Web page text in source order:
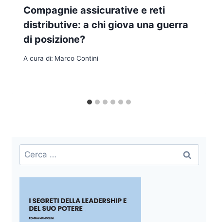
Compagnie assicurative e reti
distributive: a chi giova una guerra
di posizione?
A cura di: Marco Contini
Ricerca
per: